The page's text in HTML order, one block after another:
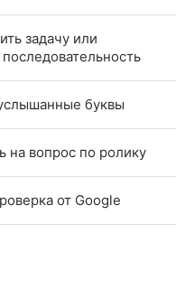
задачу или
буквы
на вопрос по ролику
от Google